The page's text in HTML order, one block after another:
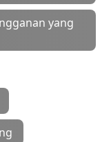
yang